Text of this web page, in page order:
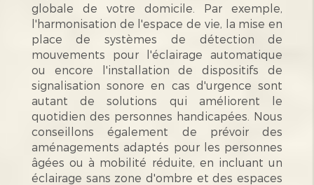
globale de votre domicile. Par exemple,
l'harmonisation de l'espace de vie, la mise en
place de systèmes de détection de
mouvements pour l'éclairage automatique
ou encore l'installation de dispositifs de
signalisation sonore en cas d'urgence sont
autant de solutions qui améliorent le
quotidien des personnes handicapées. Nous
conseillons également de prévoir des
aménagements adaptés pour les personnes
âgées ou à mobilité réduite, en incluant un
éclairage sans zone d'ombre et des espaces